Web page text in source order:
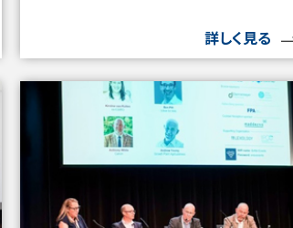
詳しく見る